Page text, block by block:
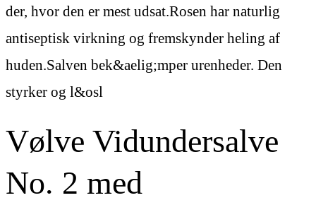
der, hvor den er mest udsat.Rosen har naturlig
antiseptisk virkning og fremskynder heling af
huden.Salven bek&aelig;mper urenheder. Den
styrker og l&osl
Vølve Vidundersalve
No. 2 med